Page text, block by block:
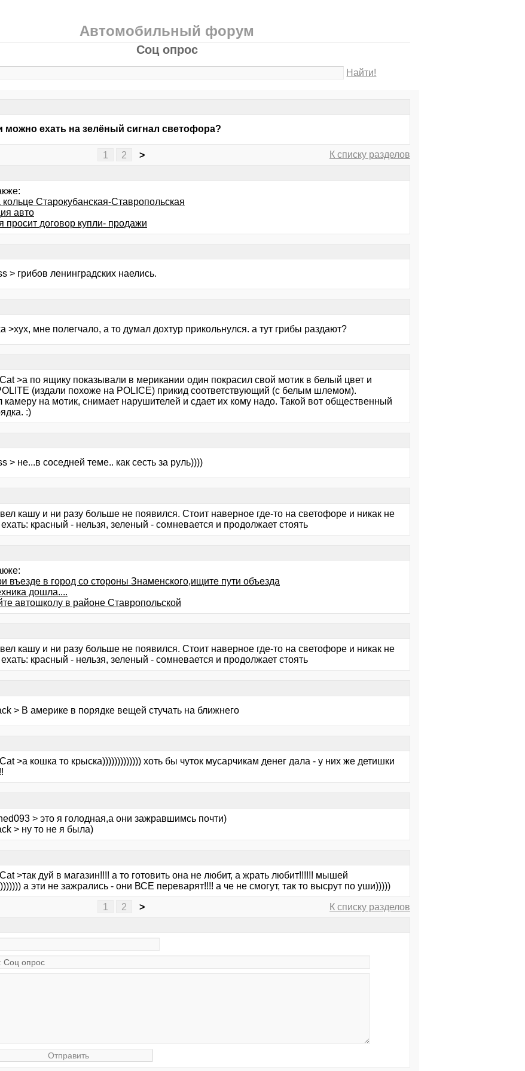
Автомобильный форум
Соц опрос
Найти!
можно ехать на зелёный сигнал светофора?
1 2 >
К списку разделов
кольце Старокубанская-Ставропольская
авто
просит договор купли- продажи
> грибов ленинградских наелись.
>хух, мне полегчало, а то думал дохтур прикольнулся. а тут грибы раздают?
>а по ящику показывали в мерикании один покрасил свой мотик в белый цвет и
(издали похоже на POLICE) прикид соответствующий (с белым шлемом).
камеру на мотик, снимает нарушителей и сдает их кому надо. Такой вот общественный
:)
> не...в соседней теме.. как сесть за руль))))
кашу и ни разу больше не появился. Стоит наверное где-то на светофоре и никак не
красный - нельзя, зеленый - сомневается и продолжает стоять
въезде в город со стороны Знаменского,ищите пути объезда
дошла....
автошколу в районе Ставропольской
кашу и ни разу больше не появился. Стоит наверное где-то на светофоре и никак не
красный - нельзя, зеленый - сомневается и продолжает стоять
> В америке в порядке вещей стучать на ближнего
>а кошка то крыска))))))))))))) хоть бы чуток мусарчикам денег дала - у них же детишки
> это я голодная,а они зажравшимсь почти)
> ну то не я была)
>так дуй в магазин!!!! а то готовить она не любит, а жрать любит!!!!!! мышей
а эти не зажрались - они ВСЕ переварят!!!! а че не смогут, так то высрут по уши)))))
1 2 >
К списку разделов